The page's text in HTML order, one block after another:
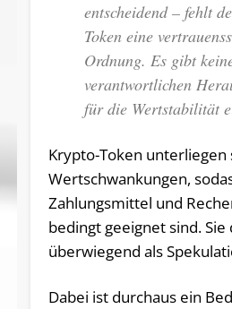
entscheidend – fehlt
Token eine
Ordnung. Es gibt
verantwortlichen
für die Wertstabilität
Krypto-Token unterliegen
Wertschwankungen,
Zahlungsmittel und
bedingt geeignet sind.
überwiegend als
Dabei ist durchaus ein